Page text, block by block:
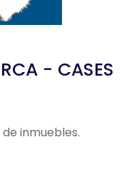
- CASES
inmuebles.